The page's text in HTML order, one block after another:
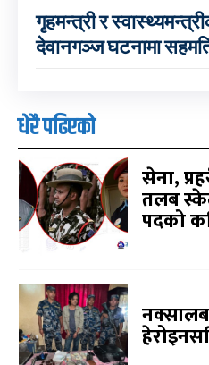
गृहमन्त्री र
देवानगञ्ज घटनामा
धेरै पढिएको
सेना,
तलब
पदको